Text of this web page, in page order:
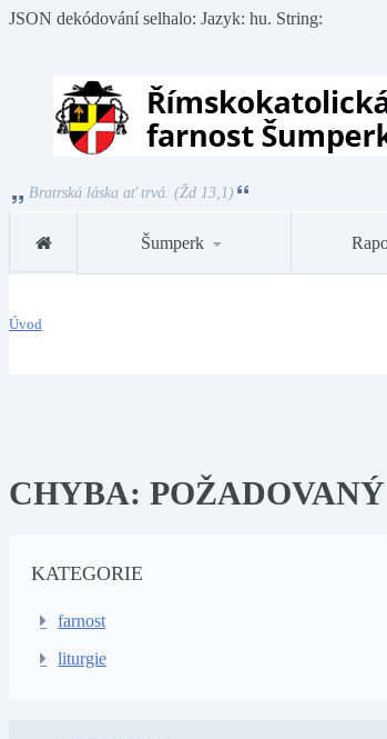
JSON dekódování selhalo: Jazyk: hu. String:
Bratrská láska ať trvá. (Žd 13,1)
Šumperk
Úvod
CHYBA:
KATEGORIE
farnost
liturgie